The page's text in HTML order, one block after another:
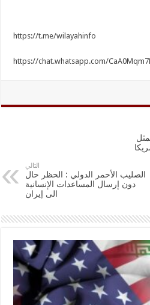
https://t.me/wilayahinfo
https://chat.whatsapp.com/
التالي
الصليب الأحمر الدولي : الحظر حال
دون إرسال المساعدات الإنسانية
الى إيران